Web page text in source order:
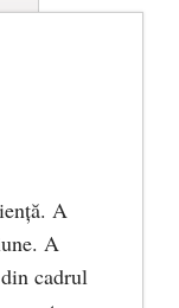
A
A
cadrul